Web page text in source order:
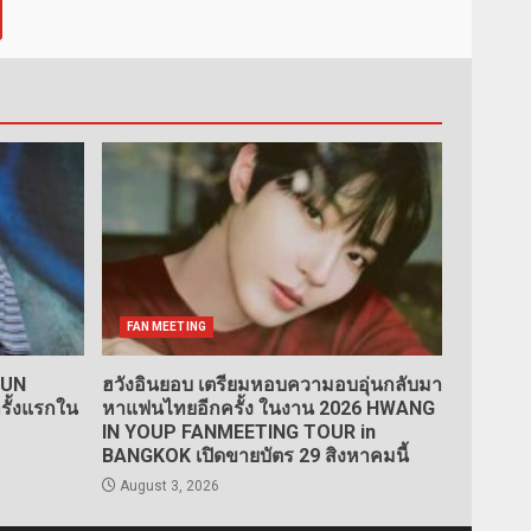
รั้งแรกใน
FAN MEETING
ฮวังอินยอบ เตรียมหอบความอบอุ่นกลับมา
หาแฟนไทยอีกครั้ง ในงาน 2026 HWANG
IN YOUP FANMEETING TOUR in
BANGKOK เปิดขายบัตร 29 สิงหาคมนี้
August 3, 2026